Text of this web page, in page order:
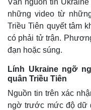
những video từ
Triều Tiên quyết tâm
có phải tử trận.
đạn hoặc súng.
Lính Ukraine ngỡ
quân Triều Tiên
Nguồn tin trên xác
ngờ trước mức độ dữ